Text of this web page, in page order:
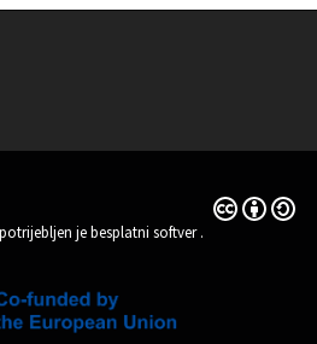
Facebooku
je besplatni softver.
Licencija
(Vanjska